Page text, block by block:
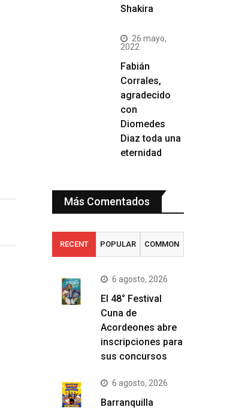
Shakira
26 mayo,
2022
Fabián
Corrales,
agradecido
con
Diomedes
Diaz toda una
eternidad
Más Comentados
RECENT POPULAR COMMON
6 agosto, 2026
El 48° Festival
Cuna de
Acordeones abre
inscripciones para
sus concursos
6 agosto, 2026
Barranquilla